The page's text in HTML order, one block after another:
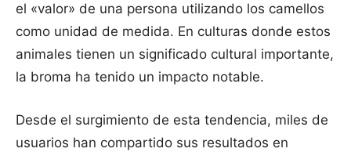
el «valor» de una persona utilizando los camellos
como unidad de medida. En culturas donde estos
animales tienen un significado cultural importante,
la broma ha tenido un impacto notable.
Desde el surgimiento de esta tendencia, miles de
usuarios han compartido sus resultados en